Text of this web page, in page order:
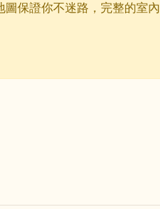
保證你不迷路，完整的室內